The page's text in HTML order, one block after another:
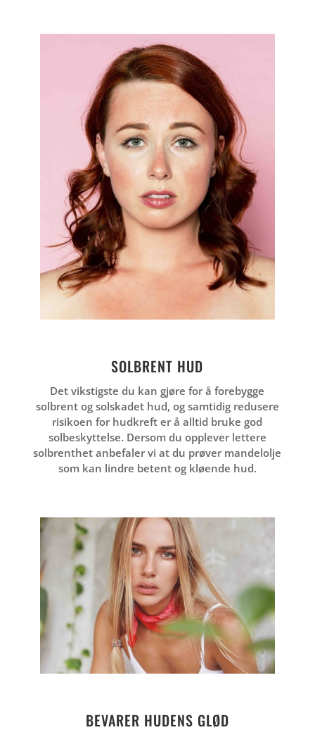
SOLBRENT HUD
Det vikstigste du kan gjøre for å forebygge
solbrent og solskadet hud, og samtidig redusere
risikoen for hudkreft er å alltid bruke god
solbeskyttelse. Dersom du opplever lettere
solbrenthet anbefaler vi at du prøver mandelolje
som kan lindre betent og kløende hud.
BEVARER HUDENS GLØD